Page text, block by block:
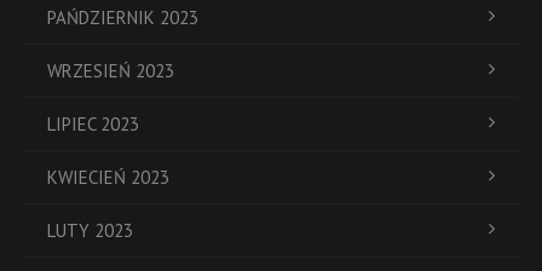
PAŃDZIERNIK 2023
WRZESIEŃ 2023
LIPIEC 2023
KWIECIEŃ 2023
LUTY 2023